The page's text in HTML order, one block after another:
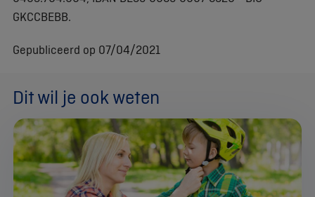
GKCCBEBB.
Gepubliceerd op 07/04/2021
Dit wil je ook weten